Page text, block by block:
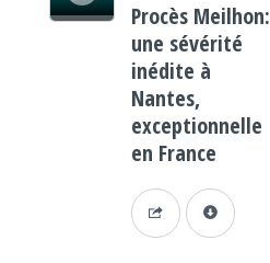
Procès Meilhon:
une sévérité
inédite à
Nantes,
exceptionnelle
en France